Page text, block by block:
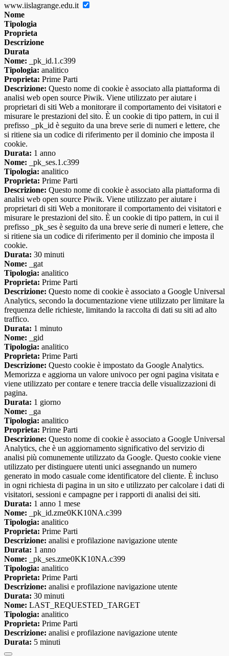
www.iislagrange.edu.it
Nome
Tipologia
Proprieta
Descrizione
Durata
Nome: _pk_id.1.c399
Tipologia: analitico
Proprieta: Prime Parti
Descrizione: Questo nome di cookie è associato alla piattaforma di
analisi web open source Piwik. Viene utilizzato per aiutare i
proprietari di siti Web a monitorare il comportamento dei visitatori e
misurare le prestazioni del sito. È un cookie di tipo pattern, in cui il
prefisso _pk_id è seguito da una breve serie di numeri e lettere, che
si ritiene sia un codice di riferimento per il dominio che imposta il
cookie.
Durata: 1 anno
Nome: _pk_ses.1.c399
Tipologia: analitico
Proprieta: Prime Parti
Descrizione: Questo nome di cookie è associato alla piattaforma di
analisi web open source Piwik. Viene utilizzato per aiutare i
proprietari di siti Web a monitorare il comportamento dei visitatori e
misurare le prestazioni del sito. È un cookie di tipo pattern, in cui il
prefisso _pk_ses è seguito da una breve serie di numeri e lettere, che
si ritiene sia un codice di riferimento per il dominio che imposta il
cookie.
Durata: 30 minuti
Nome: _gat
Tipologia: analitico
Proprieta: Prime Parti
Descrizione: Questo nome di cookie è associato a Google Universal
Analytics, secondo la documentazione viene utilizzato per limitare la
frequenza delle richieste, limitando la raccolta di dati su siti ad alto
traffico.
Durata: 1 minuto
Nome: _gid
Tipologia: analitico
Proprieta: Prime Parti
Descrizione: Questo cookie è impostato da Google Analytics.
Memorizza e aggiorna un valore univoco per ogni pagina visitata e
viene utilizzato per contare e tenere traccia delle visualizzazioni di
pagina.
Durata: 1 giorno
Nome: _ga
Tipologia: analitico
Proprieta: Prime Parti
Descrizione: Questo nome di cookie è associato a Google Universal
Analytics, che è un aggiornamento significativo del servizio di
analisi più comunemente utilizzato da Google. Questo cookie viene
utilizzato per distinguere utenti unici assegnando un numero
generato in modo casuale come identificatore del cliente. È incluso
in ogni richiesta di pagina in un sito e utilizzato per calcolare i dati di
visitatori, sessioni e campagne per i rapporti di analisi dei siti.
Durata: 1 anno 1 mese
Nome: _pk_id.zme0KK10NA.c399
Tipologia: analitico
Proprieta: Prime Parti
Descrizione: analisi e profilazione navigazione utente
Durata: 1 anno
Nome: _pk_ses.zme0KK10NA.c399
Tipologia: analitico
Proprieta: Prime Parti
Descrizione: analisi e profilazione navigazione utente
Durata: 30 minuti
Nome: LAST_REQUESTED_TARGET
Tipologia: analitico
Proprieta: Prime Parti
Descrizione: analisi e profilazione navigazione utente
Durata: 5 minuti